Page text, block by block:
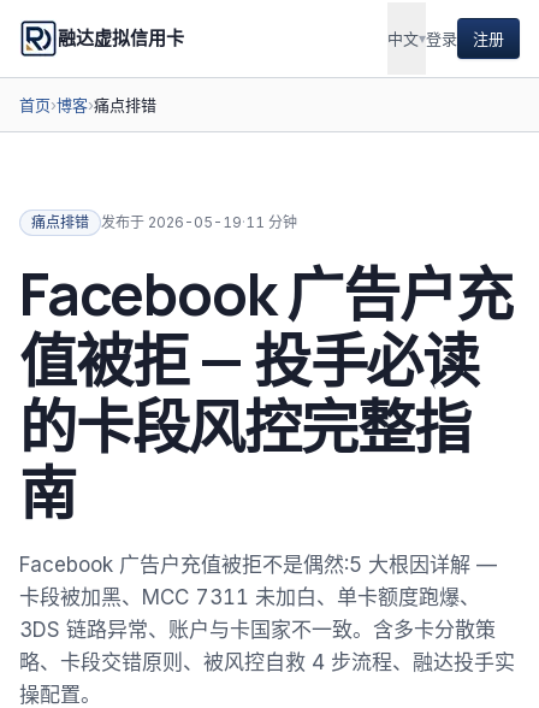
融达虚拟信用卡 中文▾登录 注册
首页›博客›痛点排错
痛点排错 发布于 2026-05-19·11 分钟
Facebook 广告户充
值被拒 — 投手必读
的卡段风控完整指
南
Facebook 广告户充值被拒不是偶然:5 大根因详解 —
卡段被加黑、MCC 7311 未加白、单卡额度跑爆、
3DS 链路异常、账户与卡国家不一致。含多卡分散策
略、卡段交错原则、被风控自救 4 步流程、融达投手实
操配置。